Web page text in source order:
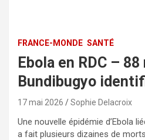
FRANCE-MONDE SANTÉ
Ebola en RDC –
Bundibugyo
17 mai 2026 Sophie Delacroix
Une nouvelle épidémie d’Ebola
a fait plusieurs dizaines de